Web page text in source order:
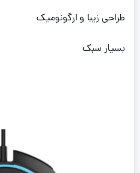
طراحی زیبا و ارگونومیک
بسیار سبک